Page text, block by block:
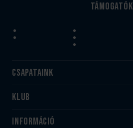
Támogatók
Csapataink
Felnőtt
Utánpótlás
Klub
#HandballFamily
Információ